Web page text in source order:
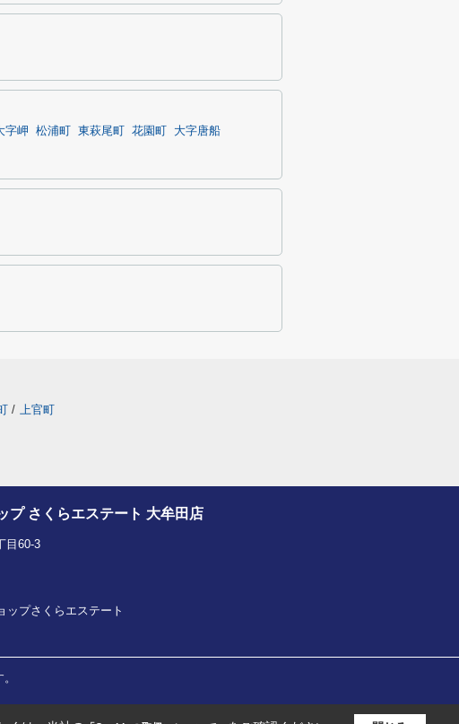
字岬 松浦町 東萩尾町 花園町
大字唐船
/ 上官町
プ さくらエステート 大牟田店
目60-3
ップさくらエステート